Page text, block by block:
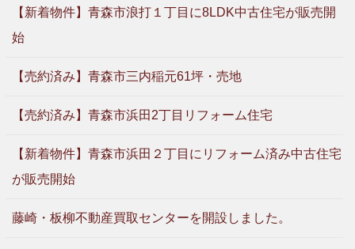
【新着物件】青森市浪打１丁目に8LDK中古住宅が販売開
始
【売約済み】青森市三内稲元61坪・売地
【売約済み】青森市浜田2丁目リフォーム住宅
【新着物件】青森市浜田２丁目にリフォーム済み中古住宅
が販売開始
藤崎・板柳不動産買取センターを開設しました。